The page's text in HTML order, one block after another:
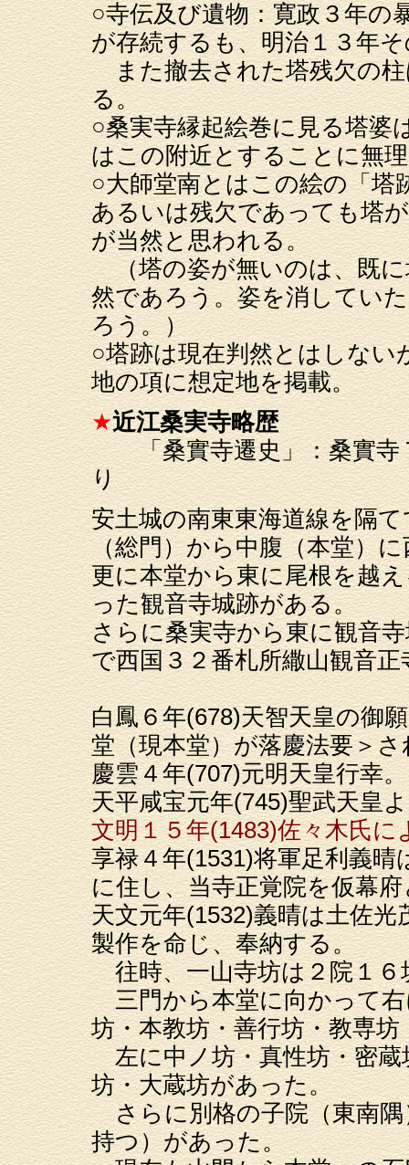
○寺伝及び遺物：寛政３年の
が存続するも、明治１３年
また撤去された塔残欠の柱
る。
○桑実寺縁起絵巻に見る塔婆
はこの附近とすることに無
○大師堂南とはこの絵の「塔
あるいは残欠であっても塔
が当然と思われる。
（塔の姿が無いのは、既に
然であろう。姿を消してい
ろう。）
○塔跡は現在判然とはしない
地の項に想定地を掲載。
★近江桑実寺略歴
「桑實寺遷史」：桑實寺
り
安土城の南東東海道線を隔
（総門）から中腹（本堂）
更に本堂から東に尾根を越
った観音寺城跡がある。
さらに桑実寺から東に観音
で西国３２番札所繖山観音
白鳳６年(678)天智天皇の御
堂（現本堂）が落慶法要＞
慶雲４年(707)元明天皇行幸。
天平咸宝元年(745)聖武天皇
文明１５年(1483)佐々木氏
享禄４年(1531)将軍足利義
に住し、当寺正覚院を仮幕
天文元年(1532)義晴は土佐
製作を命じ、奉納する。
往時、一山寺坊は２院１６
三門から本堂に向かって右
坊・本教坊・善行坊・教専
左に中ノ坊・真性坊・密蔵
坊・大蔵坊があった。
さらに別格の子院（東南隅
持つ）があった。